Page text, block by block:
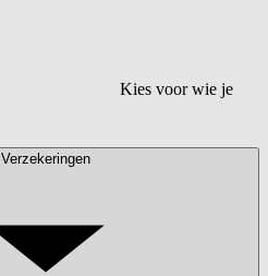
Kies voor wie je
Verzekeringen